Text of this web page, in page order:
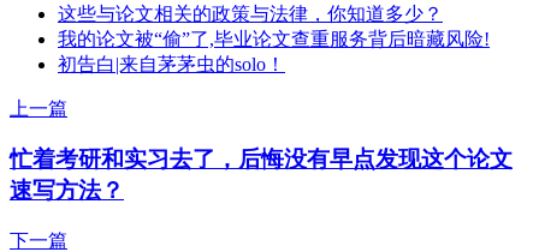
这些与论文相关的政策与法律，你知道多少？
我的论文被“偷”了,毕业论文查重服务背后暗藏风险!
初告白|来自茅茅虫的solo！
上一篇
忙着考研和实习去了，后悔没有早点发现这个论文
速写方法？
下一篇